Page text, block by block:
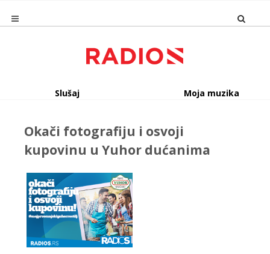
Slušaj Moja muzika
Okači fotografiju i osvoji
kupovinu u Yuhor dućanima